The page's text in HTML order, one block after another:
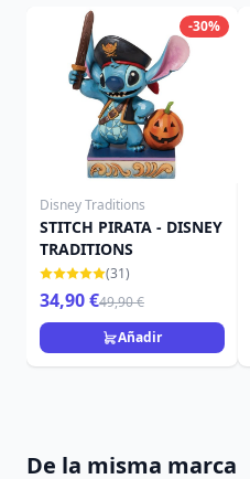
-30%
Disney Traditions
STITCH PIRATA - DISNEY
TRADITIONS
(31)
34,90 €49,90 €
Añadir
De la misma marca